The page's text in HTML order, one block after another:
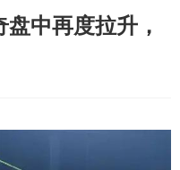
中再度拉升，